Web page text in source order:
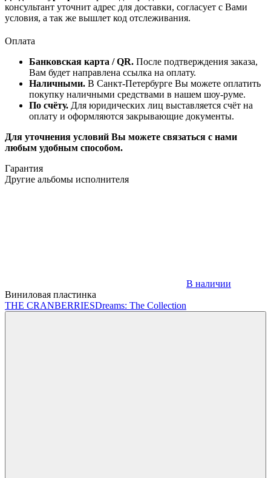
консультант уточнит адрес для доставки, согласует с Вами
условия, а так же вышлет код отслеживания.
Оплата
Банковская карта / QR. После подтверждения заказа,
Вам будет направлена ссылка на оплату.
Наличными. В Санкт-Петербурге Вы можете оплатить
покупку наличными средствами в нашем шоу-руме.
По счёту. Для юридических лиц выставляется счёт на
оплату и оформляются закрывающие документы.
Для уточнения условий Вы можете связаться с нами
любым удобным способом.
Гарантия
Другие альбомы исполнителя
В наличии
Виниловая пластинка
THE CRANBERRIESDreams: The Collection